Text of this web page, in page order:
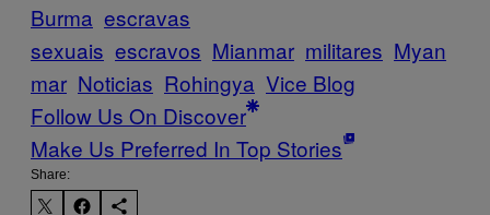
Burma escravas
sexuais escravos Mianmar militares Myan
mar Noticias Rohingya Vice Blog
Follow Us On Discover
Make Us Preferred In Top Stories
Share: